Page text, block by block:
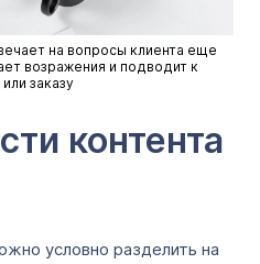
на вопросы клиента еще
возражения и подводит к
заказу
контента
условно разделить на